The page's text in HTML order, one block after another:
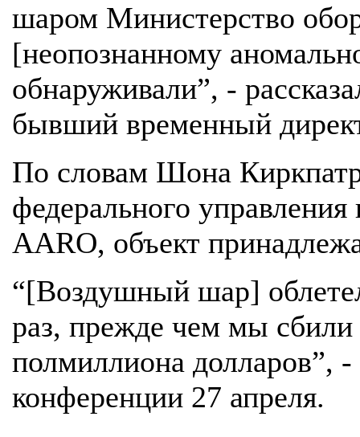
шаром Министерство
[неопознанному
обнаруживали”, -
бывший временный
По словам Шона
федерального
AARO, объект
“[Воздушный шар]
раз, прежде чем мы сбили
полмиллиона долларов”,
конференции 27 апреля.